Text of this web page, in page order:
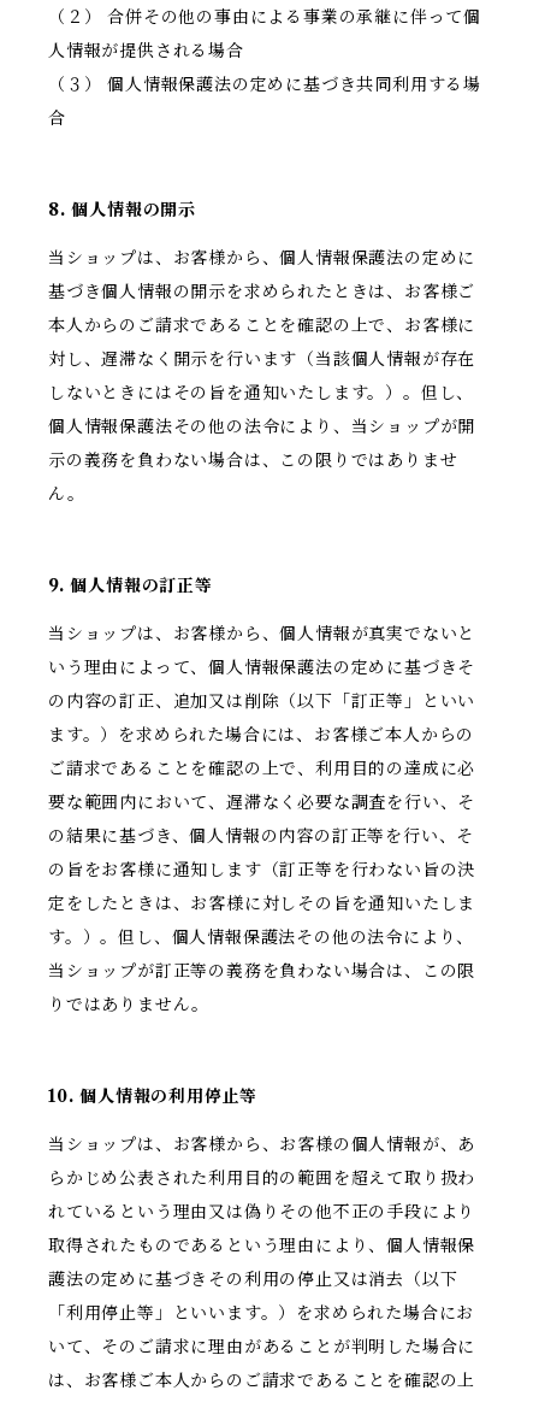
（２） 合併その他の事由による事業の承継に伴って個
人情報が提供される場合
（３） 個人情報保護法の定めに基づき共同利用する場
合
8. 個人情報の開示
当ショップは、お客様から、個人情報保護法の定めに
基づき個人情報の開示を求められたときは、お客様ご
本人からのご請求であることを確認の上で、お客様に
対し、遅滞なく開示を行います（当該個人情報が存在
しないときにはその旨を通知いたします。）。但し、
個人情報保護法その他の法令により、当ショップが開
示の義務を負わない場合は、この限りではありませ
ん。
9. 個人情報の訂正等
当ショップは、お客様から、個人情報が真実でないと
いう理由によって、個人情報保護法の定めに基づきそ
の内容の訂正、追加又は削除（以下「訂正等」といい
ます。）を求められた場合には、お客様ご本人からの
ご請求であることを確認の上で、利用目的の達成に必
要な範囲内において、遅滞なく必要な調査を行い、そ
の結果に基づき、個人情報の内容の訂正等を行い、そ
の旨をお客様に通知します（訂正等を行わない旨の決
定をしたときは、お客様に対しその旨を通知いたしま
す。）。但し、個人情報保護法その他の法令により、
当ショップが訂正等の義務を負わない場合は、この限
りではありません。
10. 個人情報の利用停止等
当ショップは、お客様から、お客様の個人情報が、あ
らかじめ公表された利用目的の範囲を超えて取り扱わ
れているという理由又は偽りその他不正の手段により
取得されたものであるという理由により、個人情報保
護法の定めに基づきその利用の停止又は消去（以下
「利用停止等」といいます。）を求められた場合にお
いて、そのご請求に理由があることが判明した場合に
は、お客様ご本人からのご請求であることを確認の上